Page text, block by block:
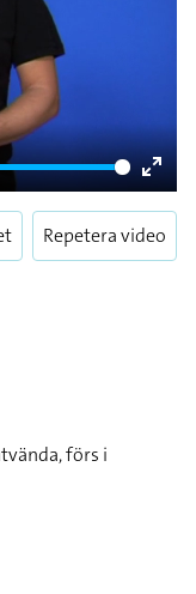
Enter
Repetera video
förs i